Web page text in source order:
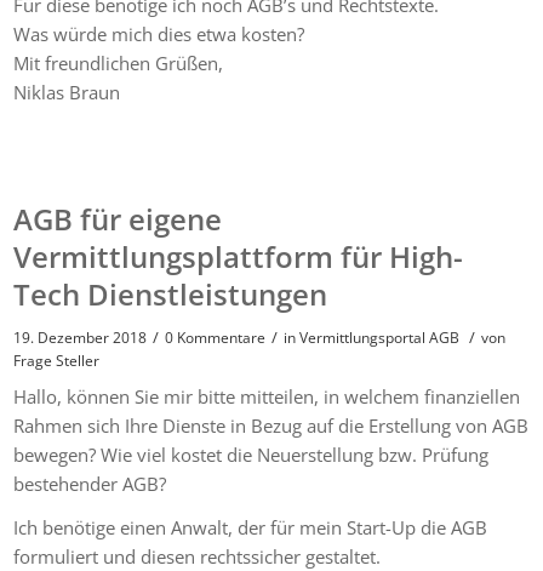
Für diese benötige ich noch AGB’s und Rechtstexte.
Was würde mich dies etwa kosten?
Mit freundlichen Grüßen,
Niklas Braun
AGB für eigene
Vermittlungsplattform für High-
Tech Dienstleistungen
19. Dezember 2018 / 0 Kommentare / inVermittlungsportal AGB / von
Frage Steller
Hallo, können Sie mir bitte mitteilen, in welchem finanziellen
Rahmen sich Ihre Dienste in Bezug auf die Erstellung von AGB
bewegen? Wie viel kostet die Neuerstellung bzw. Prüfung
bestehender AGB?
Ich benötige einen Anwalt, der für mein Start-Up die AGB
formuliert und diesen rechtssicher gestaltet.